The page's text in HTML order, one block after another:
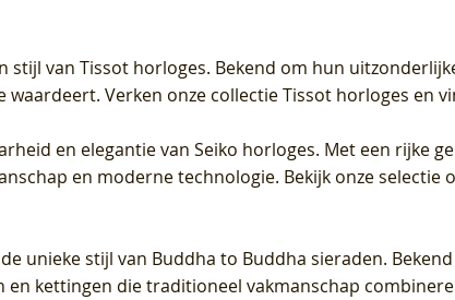
stijl van Tissot horloges. Bekend om hun
Verken onze collectie Tissot horloges en
en elegantie van Seiko horloges. Met een rijke
en moderne technologie. Bekijk onze selectie
unieke stijl van Buddha to Buddha sieraden.
kettingen die traditioneel vakmanschap